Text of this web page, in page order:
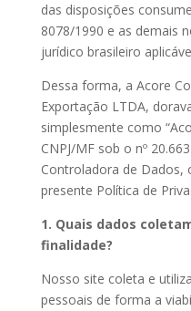
das disposições
8078/1990 e as demais
jurídico brasileiro
Dessa forma, a Acore
Exportação LTDA,
simplesmente como
CNPJ/MF sob o nº
Controladora de Dados,
presente Política de
1. Quais dados
finalidade?
Nosso site coleta e
pessoais de forma a